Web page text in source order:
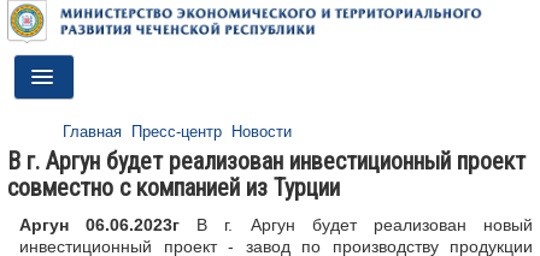
Toggle
Navigation
ДЕЯТЕЛЬНОСТЬ
О МИНИСТЕРСТВЕ
Главная Пресс-центр Новости
В г. Аргун будет реализован инвестиционный проект
совместно с компанией из Турции
Аргун 06.06.2023г В г. Аргун будет реализован новый
инвестиционный проект - завод по производству продукции